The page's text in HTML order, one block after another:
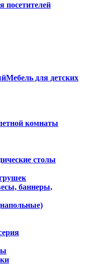
посетителей
Мебель для детских
комнаты
столы
баннеры,